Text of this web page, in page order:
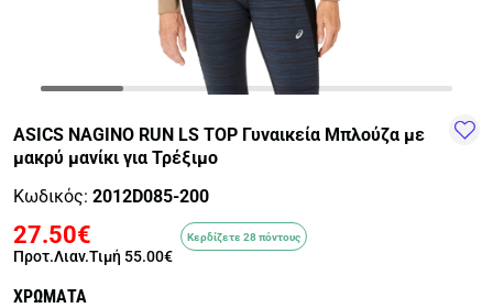
WALKINGTRAINING-WATER
ASICS NAGINO RUN LS TOP Γυναικεία Μπλούζα με
μακρύ μανίκι για Τρέξιμο
Κωδικός: 2012D085-200
27.50€
Προτ.Λιαν.Τιμή 55.00€
Κερδίζετε 28 πόντους
ΧΡΩΜΑΤΑ